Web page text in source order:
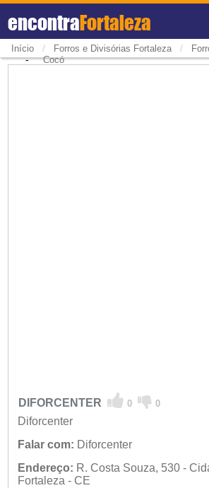
encontraFortaleza
Início / Forros e Divisórias Fortaleza /
-Cocó
DIFORCENTER 0 0
Diforcenter
Falar com: Diforcenter
Endereço: R. Costa Souza, 530 -
Fortaleza - CE